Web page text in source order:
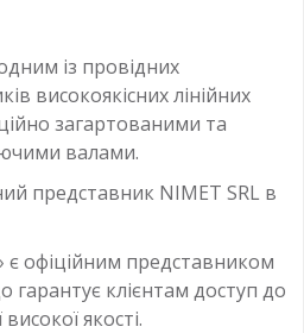
із провідних
високоякісних лінійних
загартованими та
валами.
представник NIMET SRL в
офіційним представником
гарантує клієнтам доступ до
якості.